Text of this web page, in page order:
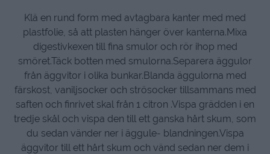
Klä en rund form med avtagbara kanter med med
plastfolie, så att plasten hänger över kanterna.Mixa
digestivkexen till fina smulor och rör ihop med
smöret.Täck botten med smulorna.Separera äggulor
från äggvitor i olika bunkar.Blanda äggulorna med
färskost, vaniljsocker och strösocker tillsammans med
saften och finrivet skal från 1 citron .Vispa grädden i en
tredje skål och vispa den till ett ganska hårt skum, som
du sedan vänder ner i äggule- blandningen.Vispa
äggvitor till ett hårt skum och vänd sedan ner dem i